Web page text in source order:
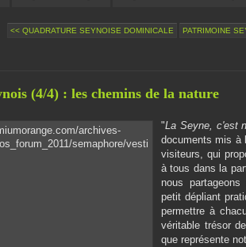
<< QUADRATURE SEYNOISE DOMINICALE PATRIMOINE
(4/4) : les chemins de la nature
"La Seyne, c'est
documents mis à
visiteurs, qui
à tous dans la
nous
petit dépliant
permettre à
véritable trésor
que représente